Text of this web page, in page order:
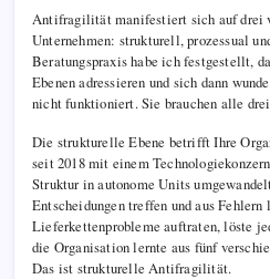
Antifragilität manifestiert sich auf drei
Unternehmen: strukturell, prozessual
Beratungspraxis habe ich festgestellt,
Ebenen adressieren und sich dann
nicht funktioniert. Sie brauchen alle
Die strukturelle Ebene betrifft Ihre
seit 2018 mit einem
Struktur in autonome Units
Entscheidungen treffen und aus Fehlern
Lieferkettenprobleme auftraten, löste
die Organisation lernte aus fünf
Das ist strukturelle Antifragilität.